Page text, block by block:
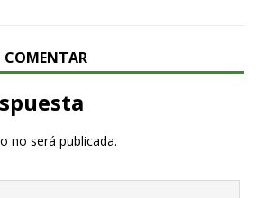
COMENTAR
no será publicada.